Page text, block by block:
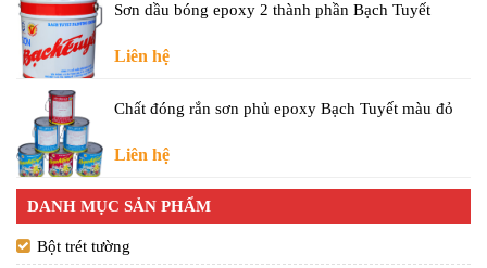
Sơn dầu bóng epoxy 2 thành phần Bạch Tuyết
Liên hệ
Chất đóng rắn sơn phủ epoxy Bạch Tuyết màu đỏ
Liên hệ
DANH MỤC SẢN PHẨM
Bột trét tường